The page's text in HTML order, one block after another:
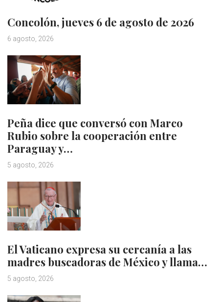
Concolón, jueves 6 de agosto de 2026
6 agosto, 2026
Peña dice que conversó con Marco
Rubio sobre la cooperación entre
Paraguay y…
5 agosto, 2026
El Vaticano expresa su cercanía a las
madres buscadoras de México y llama…
5 agosto, 2026